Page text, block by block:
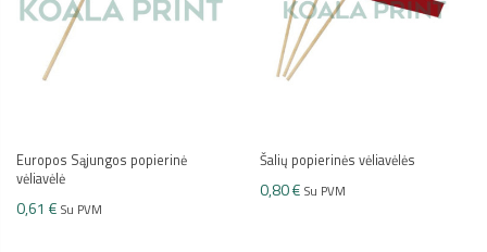
Europos Sąjungos popierinė
vėliavėlė
0,61 € Su PVM
Šalių popierinės vėliavėlės
0,80 € Su PVM